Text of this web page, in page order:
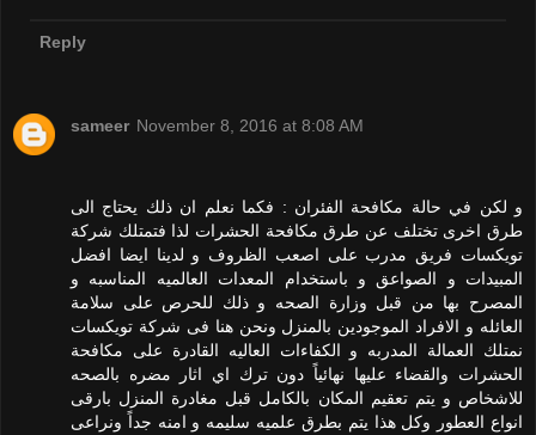
Reply
sameer November 8, 2016 at 8:08 AM
و لكن في حالة مكافحة الفئران : فكما نعلم ان ذلك يحتاج الى
طرق اخرى تختلف عن طرق مكافحة الحشرات لذا فتمتلك شركة
تويكسات فريق مدرب على اصعب الظروف و لدينا ايضا افضل
المبيدات و الصواعق و باستخدام المعدات العالميه المناسبه و
المصرح بها من قبل وزارة الصحه و ذلك للحرص على سلامة
العائله و الافراد الموجودين بالمنزل ونحن هنا فى شركة تويكسات
نمتلك العمالة المدربه و الكفاءات العاليه القادرة على مكافحة
الحشرات والقضاء عليها نهائياً دون ترك اي اثار مضره بالصحه
للاشخاص و يتم تعقيم المكان بالكامل قبل مغادرة المنزل بارقى
انواع العطور وكل هذا يتم بطرق علميه سليمه و امنه جداً ونراعى